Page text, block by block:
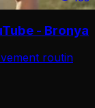
- Bronya
routin